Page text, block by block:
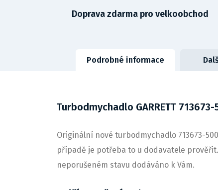
Doprava zdarma pro velkoobchod
Podrobné informace
Turbodmychadlo GARRETT
Originální nové turbodmychadlo 713673-
případě je potřeba to u dodavatele
neporušeném stavu dodáváno k Vám.